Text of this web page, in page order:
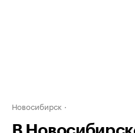
Новосибирск